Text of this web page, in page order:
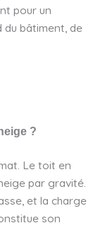
pour un
bâtiment, de
?
Le toit en
par gravité.
et la charge
son